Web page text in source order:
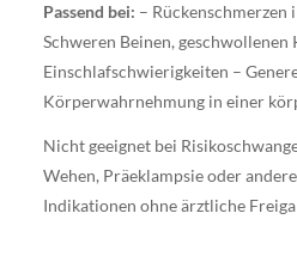
Passend bei: – Rückenschmerzen
Schweren Beinen, geschwollenen
Einschlafschwierigkeiten –
Körperwahrnehmung in einer
Nicht geeignet bei
Wehen, Präeklampsie oder
Indikationen ohne ärztliche